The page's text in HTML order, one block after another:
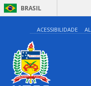
BRASIL
ACESSIBILIDADE
0:00